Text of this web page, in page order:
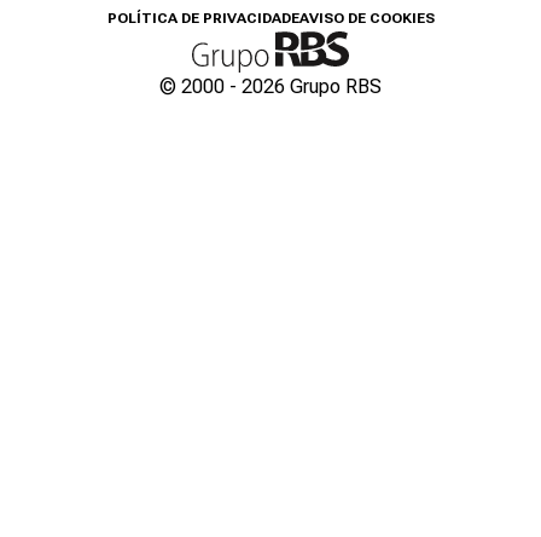
POLÍTICA DE PRIVACIDADEAVISO DE COOKIES
© 2000 - 2026 Grupo RBS